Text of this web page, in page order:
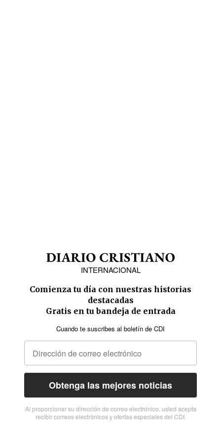
INTERNACIONAL
Comienza tu día con nuestras historias
destacadas
Gratis en tu bandeja de entrada
Cuando te suscribes al boletín de CDI
Obtenga las mejores noticias
Al proporcionar su dirección de correo electrónico, usted acepta
recibir correos electrónicos y ofertas especiales del CDI.